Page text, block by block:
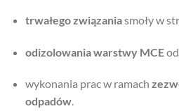
trwałego związaniasmoły w
odizolowania warstwy MCEod
wykonania prac w ramach
odpadów.